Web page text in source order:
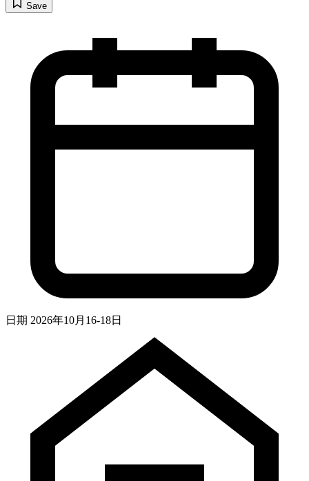
Save
日期 2026年10月16-18日